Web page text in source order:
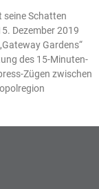
seine Schatten
Dezember 2019
Gardens“
des 15-Minuten-
Zügen zwischen